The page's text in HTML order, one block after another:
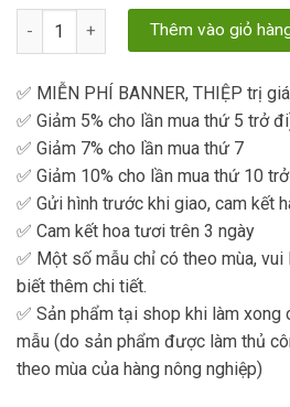
Hoa Khai Trương 59 số lượng
Thêm vào giỏ
✅ MIỄN PHÍ BANNER, THIỆP trị
✅ Giảm 5% cho lần mua thứ 5 trở
✅ Giảm 7% cho lần mua thứ 7
✅ Giảm 10% cho lần mua thứ 10
✅ Gửi hình trước khi giao, cam kết
✅ Cam kết hoa tươi trên 3 ngày
✅ Một số mẫu chỉ có theo mùa,
biết thêm chi tiết.
✅ Sản phẩm tại shop khi làm xong
mẫu (do sản phẩm được làm thủ
theo mùa của hàng nông nghiệp)